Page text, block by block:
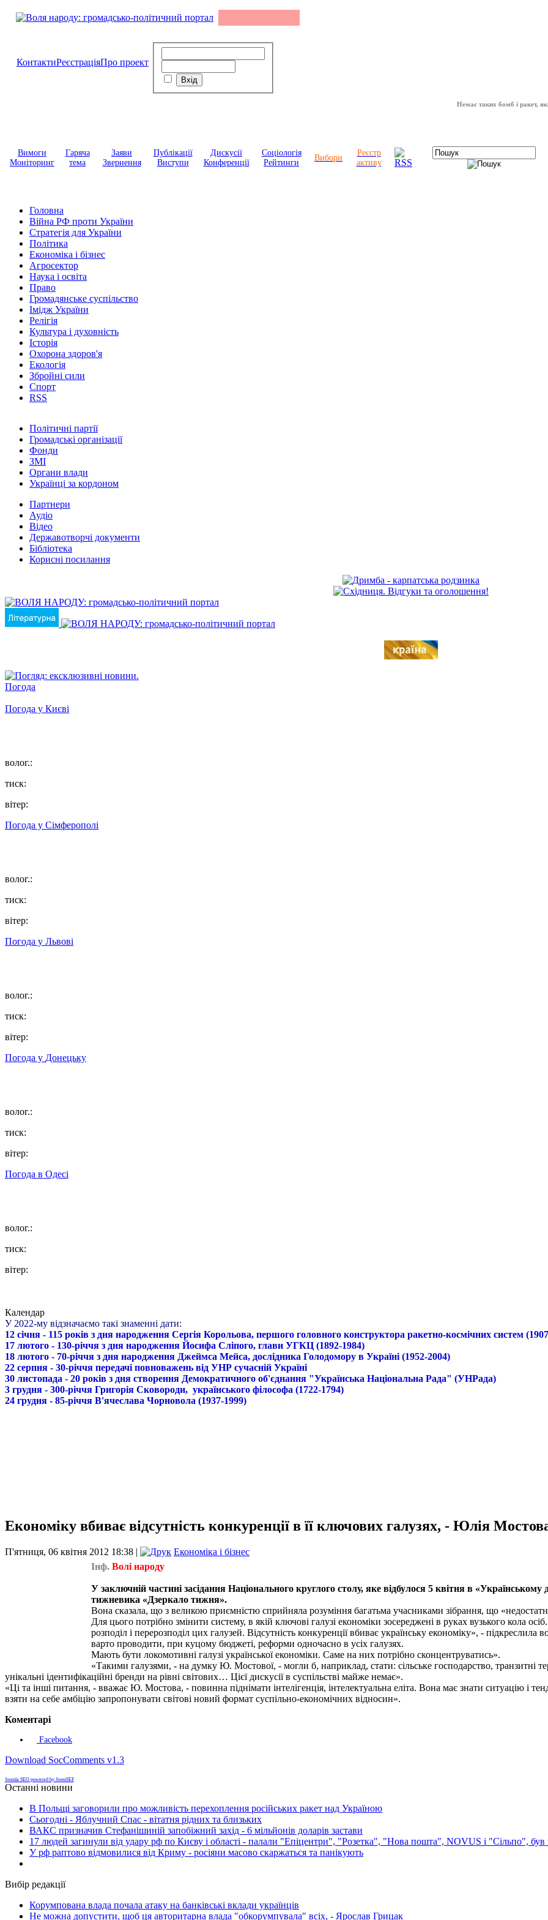
КонтактиРеєстраціяПро проект
Немає таких бомб і ракет, які
Вимоги
Моніторинг
Гаряча
тема
Заяви
Звернення
Публікації
Виступи
Дискусії
Конференції
Соціологія
Рейтинги
Вибори
Реєстр
активу
Головна
Війна РФ проти України
Стратегія для України
Політика
Економіка і бізнес
Агросектор
Наука і освіта
Право
Громадянське суспільство
Імідж України
Релігія
Культура і духовність
Історія
Охорона здоров'я
Екологія
Збройні сили
Спорт
RSS
Політичні партії
Громадські організації
Фонди
ЗМІ
Органи влади
Українці за кордоном
Партнери
Аудіо
Відео
Державотворчі документи
Бібліотека
Корисні посилання
Погода
Погода у Києві
волог.:
тиск:
вітер:
Погода у Сімферополі
волог.:
тиск:
вітер:
Погода у Львові
волог.:
тиск:
вітер:
Погода у Донецьку
волог.:
тиск:
вітер:
Погода в Одесі
волог.:
тиск:
вітер:
Календар
У 2022-му відзначаємо такі знаменні дати:
12 січня - 115 років з дня народження Сергія Корольова, першого головного конструктора ракетно-космічних систем
17 лютого - 130-річчя з дня народження Йосифа Сліпого, глави УГКЦ (1892-1984)
18 лютого - 70-річчя з дня народження Джеймса Мейса, дослідника Голодомору в Україні (1952-2004)
22 серпня - 30-річчя передачі повноважень від УНР сучасній Україні
30 листопада - 20 років з дня створення Демократичного об'єднання "Українська Національна Рада" (УНРада)
3 грудня - 300-річчя Григорія Сковороди, українського філософа (1722-1794)
24 грудня - 85-річчя В'ячеслава Чорновола (1937-1999)
Економіку вбиває відсутність конкуренції в її ключових галузях, - Юлія
П'ятниця, 06 квітня 2012 18:38 |
Економіка і бізнес
Інф. Волі народу
У заключній частині засідання Національного круглого столу, яке відбулося 5 квітня в
тижневика «Дзеркало тижня».
Вона сказала, що з великою приємністю сприйняла розуміння багатьма учасниками зібрання, що
Для цього потрібно змінити систему, в якій ключові галузі економіки зосереджені в руках вузького кола осіб.
розподіл і перерозподіл цих галузей. Відсутність конкуренції вбиває українську економіку», - підкреслила
варто проводити, при куцому бюджеті, реформи одночасно в усіх галузях.
Мають бути локомотивні галузі української економіки. Саме на них потрібно сконцентруватись».
«Такими галузями, - на думку Ю. Мостової, - могли б, наприклад, стати: сільське господарство, транзитні
унікальні ідентифікаційні бренди на рівні світових… Цієї дискусії в суспільстві майже немає».
«Ці та інші питання, - вважає Ю. Мостова, - повинна піднімати інтелігенція, інтелектуальна еліта. Вона має знати ситуацію і
взяти на себе амбіцію запропонувати світові новий формат суспільно-економічних відносин».
Коментарі
Facebook
Download SocComments v1.3
Joomla SEO powered by JoomSEF
Останні новини
В Польщі заговорили про можливість перехоплення російських ракет над Україною
Сьогодні - Яблучний Спас - вітатня рідних та близьких
ВАКС призначив Стефанішиній запобіжний захід - 6 мільйонів доларів застави
17 людей загинули від удару рф по Києву і області - палали "Епіцентри", "Розетка", "Нова пошта", NOVUS і "Сільпо", був
У рф раптово відмовилися від Криму - росіяни масово скаржаться та панікують
Вибір редакції
Корумпована влада почала атаку на банківські вклади українців
Не можна допустити, щоб ця авторитарна влада "обкорумпувала" всіх, - Ярослав Грицак